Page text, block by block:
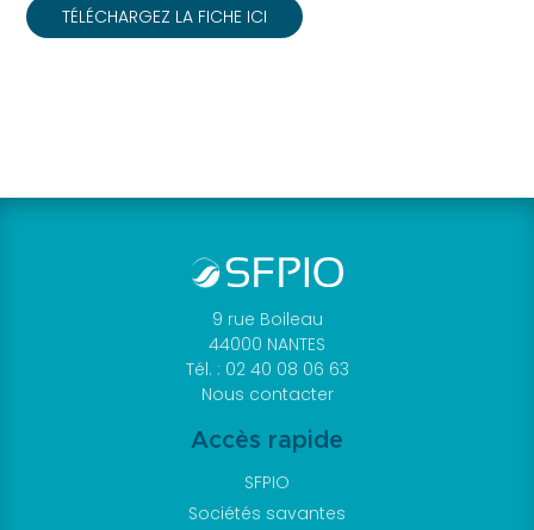
TÉLÉCHARGEZ LA FICHE ICI
9 rue Boileau
44000 NANTES
Tél. : 02 40 08 06 63
Nous contacter
Accès rapide
SFPIO
Sociétés savantes
Médias
Vidéos
Revue